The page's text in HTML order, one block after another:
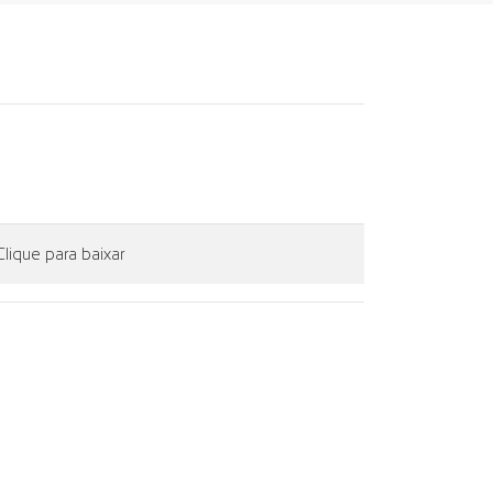
para baixar